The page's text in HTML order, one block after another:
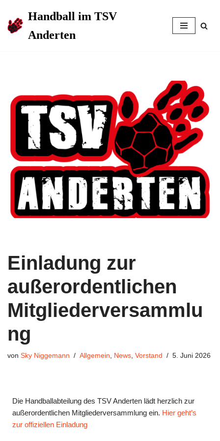
Zum
Handball im TSV
Anderten
Einladung zur
außerordentlichen
Mitgliederversammlu
ng
von Sky Niggemann Allgemein News Vorstand 5. Juni 2026
Die Handballabteilung des TSV Anderten lädt herzlich zur
außerordentlichen Mitgliederversammlung ein. Hier geht’s
zur offiziellen Einladung